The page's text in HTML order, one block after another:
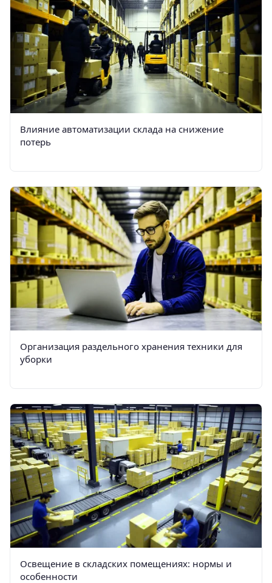
Влияние автоматизации склада на снижение
потерь
Организация раздельного хранения техники для
уборки
Освещение в складских помещениях: нормы и
особенности